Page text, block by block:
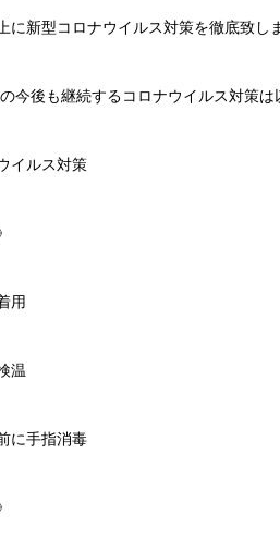
に新型コロナウイルス対策を徹底致し
今後も継続するコロナウイルス対策は
イルス対策
用
温
に手指消毒